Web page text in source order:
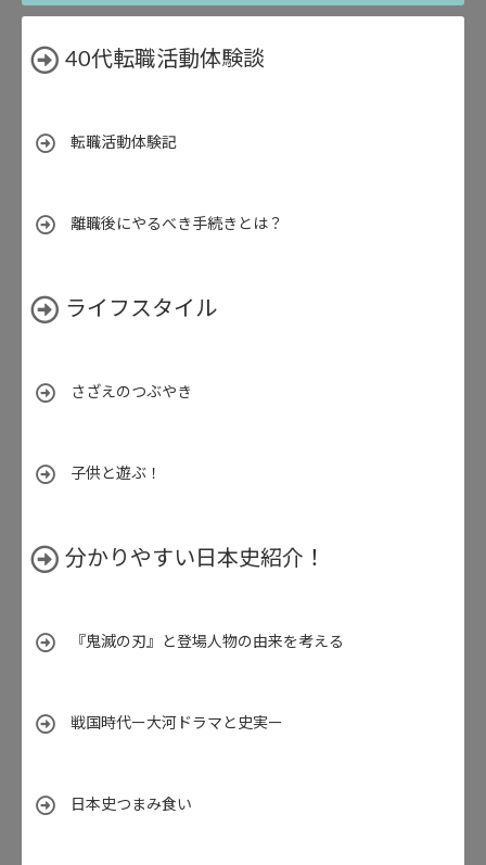
40代転職活動体験談
転職活動体験記
離職後にやるべき手続きとは？
ライフスタイル
さざえのつぶやき
子供と遊ぶ！
分かりやすい日本史紹介！
『鬼滅の刃』と登場人物の由来を考える
戦国時代ー大河ドラマと史実ー
日本史つまみ食い